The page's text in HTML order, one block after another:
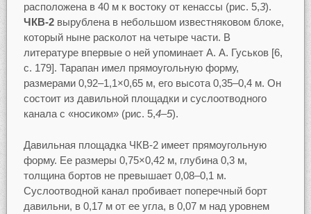
расположена в 40 м к востоку от кенассы (рис. 5,3).
ЧКВ-2вырублена в небольшом известняковом блоке,
который ныне расколот на четыре части. В
литературе впервые о ней упоминает А. А. Гуськов [6,
с. 179]. Тарапан имел прямоугольную форму,
размерами 0,92–1,1×0,65 м, его высота 0,35–0,4 м. Он
состоит из давильной площадки и суслоотводного
канала с «носиком» (рис. 5,4–5).
Давильная площадка ЧКВ-2 имеет прямоугольную
форму. Ее размеры 0,75×0,42 м, глубина 0,3 м,
толщина бортов не превышает 0,08–0,1 м.
Суслоотводной канал пробивает поперечный борт
давильни, в 0,17 м от ее угла, в 0,07 м над уровнем